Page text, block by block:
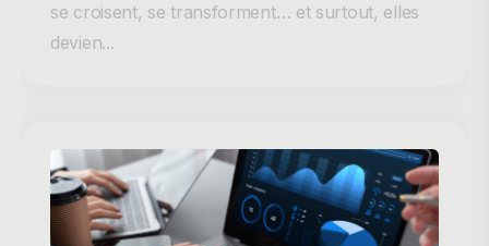
se croisent, se transforment… et surtout, elles
devien...